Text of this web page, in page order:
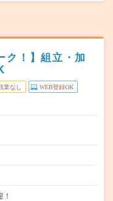
ク！】組立・加
業なし WEB登録OK